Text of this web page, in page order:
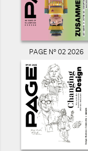
PAGE N° 02 2026